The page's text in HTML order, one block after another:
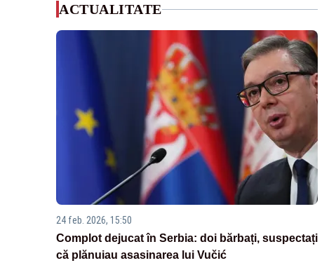
ACTUALITATE
24 feb. 2026, 15:50
Complot dejucat în Serbia: doi bărbați, suspectați
că plănuiau asasinarea lui Vučić